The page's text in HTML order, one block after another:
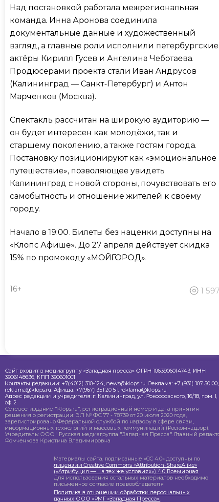
Над постановкой работала межрегиональная
команда. Инна Аронова соединила
документальные данные и художественный
взгляд, а главные роли исполнили петербургские
актёры Кирилл Гусев и Ангелина Чеботаева.
Продюсерами проекта стали Иван Андрусов
(Калининград — Санкт-Петербург) и Антон
Марченков (Москва).
Спектакль рассчитан на широкую аудиторию —
он будет интересен как молодёжи, так и
старшему поколению, а также гостям города.
Постановку позиционируют как «эмоциональное
путешествие», позволяющее увидеть
Калининград с новой стороны, почувствовать его
самобытность и отношение жителей к своему
городу.
Начало в 19:00. Билеты без наценки доступны на
«Клопс Афише». До 27 апреля действует скидка
15% по промокоду «МОЙГОРОД».
16+ 1
Сайт входит в медиагруппу «Западная пресса» ОГРН 1063906014743, ИНН
3906148636, КПП 390601001
Контакты редакции: +7(4012) 310-124, news@klops.ru. Реклама: +7 (931) 107 50 00,
reklama@klops.ru. Афиша: +7(967) 351 20 51, reklama@klops.ru
Адрес редакции и учредителя: г. Калининград, ул. Рокоссовского, 16/18, пом. I,
оф. 2
Сетевое издание "Klops.ru", регистрационный номер и дата принятия
решения о регистрации: ЭЛ № ФС 77 - 78739 от 20 июля 2020 года,
зарегистрировано Федеральной службой по надзору в сфере связи,
информационных технологий и массовых коммуникаций (Роскомнадзор).
Учредитель: ООО "Русская медиагруппа "Западная Пресса". Главный
Фомченкова Кристина Владимировна
Материалы сайта, подписанные «CC 4.0» доступны по
лицензии Creative Commons «Attribution-ShareAlike»
(«Атрибуция — На тех же условиях») 4.0 Всемирная
Для использования остальных материалов необходимо
письменное согласие правообладателя
Политика в отношении обработки персональных
данных ООО «РМГ «Западная Пресса».